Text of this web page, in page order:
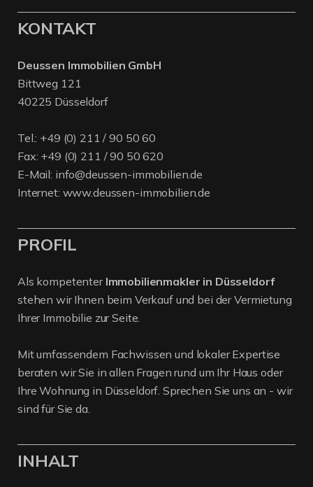
KONTAKT
Deussen Immobilien GmbH
Bittweg 121
40225 Düsseldorf
Tel.: +49 (0) 211 / 90 50 60
Fax: +49 (0) 211 / 90 50 620
E-Mail: info@deussen-immobilien.de
Internet: www.deussen-immobilien.de
PROFIL
Als kompetenter Immobilienmakler in Düsseldorf
stehen wir Ihnen beim Verkauf und bei der Vermietung
Ihrer Immobilie zur Seite.
Mit umfassendem Fachwissen und lokaler Expertise
beraten wir Sie in allen Fragen rund um Ihr Haus oder
Ihre Wohnung in Düsseldorf. Sprechen Sie uns an - wir
sind für Sie da.
INHALT